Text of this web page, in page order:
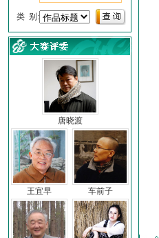
类 别:
唐晓渡
王宜早 车前子